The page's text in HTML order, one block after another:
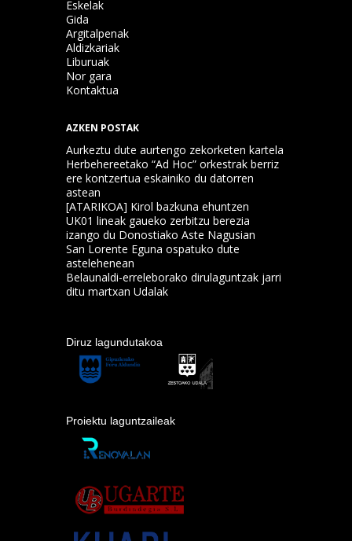
Eskelak
Gida
Argitalpenak
Aldizkariak
Liburuak
Nor gara
Kontaktua
AZKEN POSTAK
Aurkeztu dute aurtengo zekorketen kartela
Herbehereetako “Ad Hoc” orkestrak berriz
ere kontzertua eskainiko du datorren
astean
[ATARIKOA] Kirol bazkuna ehuntzen
UK01 lineak gaueko zerbitzu berezia
izango du Donostiako Aste Nagusian
San Lorente Eguna ospatuko dute
astelehenean
Belaunaldi-erreleborako dirulaguntzak jarri
ditu martxan Udalak
Diruz lagundutakoa
Proiektu laguntzaileak